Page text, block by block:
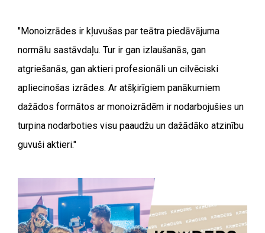
"Monoizrādes ir kļuvušas par teātra piedāvājuma
normālu sastāvdaļu. Tur ir gan izlaušanās, gan
atgriešanās, gan aktieri profesionāli un cilvēciski
apliecinošas izrādes. Ar atšķirīgiem panākumiem
dažādos formātos ar monoizrādēm ir nodarbojušies un
turpina nodarboties visu paaudžu un dažādāko atzinību
guvuši aktieri."